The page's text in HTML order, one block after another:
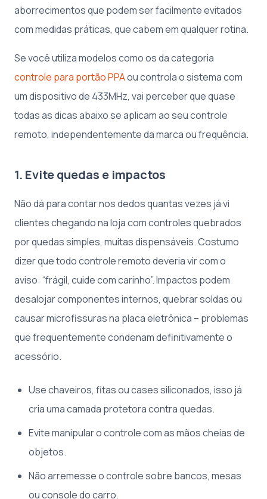
aborrecimentos que podem ser facilmente evitados
com medidas práticas, que cabem em qualquer rotina.
Se você utiliza modelos como os da categoria
controle para portão PPAou controla o sistema com
um dispositivo de 433MHz, vai perceber que quase
todas as dicas abaixo se aplicam ao seu controle
remoto, independentemente da marca ou frequência.
1. Evite quedas e impactos
Não dá para contar nos dedos quantas vezes já vi
clientes chegando na loja com controles quebrados
por quedas simples, muitas dispensáveis. Costumo
dizer que todo controle remoto deveria vir com o
aviso: “frágil, cuide com carinho”. Impactos podem
desalojar componentes internos, quebrar soldas ou
causar microfissuras na placa eletrônica – problemas
que frequentemente condenam definitivamente o
acessório.
Use chaveiros, fitas ou cases siliconados, isso já
cria uma camada protetora contra quedas.
Evite manipular o controle com as mãos cheias de
objetos.
Não arremesse o controle sobre bancos, mesas
ou console do carro.